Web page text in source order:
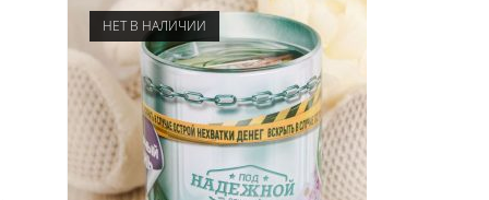
НЕТ В НАЛИЧИИ